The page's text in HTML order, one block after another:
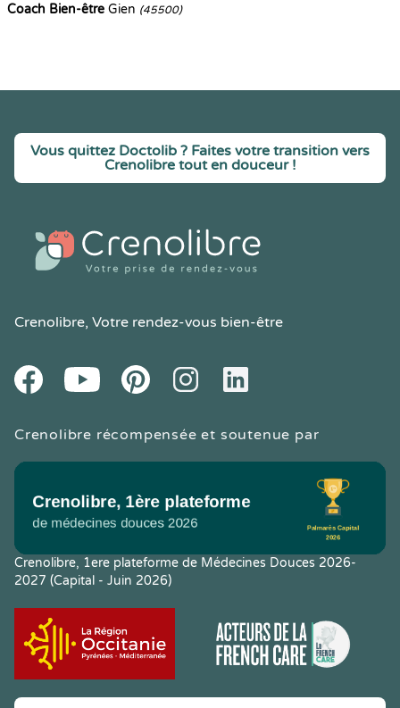
Coach Bien-être Gien (45500)
Vous quittez Doctolib ? Faites votre transition vers
Crenolibre tout en douceur !
Crenolibre, Votre rendez-vous bien-être
FacebookYoutube PinteresetInstagramLinkedIn
Crenolibre récompensée et soutenue par
Crenolibre, 1ere plateforme de Médecines Douces 2026-
2027 (Capital - Juin 2026)